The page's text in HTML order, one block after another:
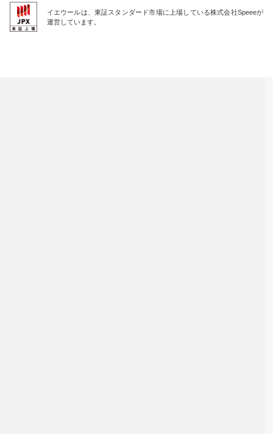
イエウールは、東証スタンダード市場に上場している株式会社Speeeが
運営しています。